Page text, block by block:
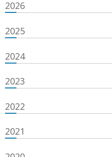
2026
2025
2024
2023
2022
2021